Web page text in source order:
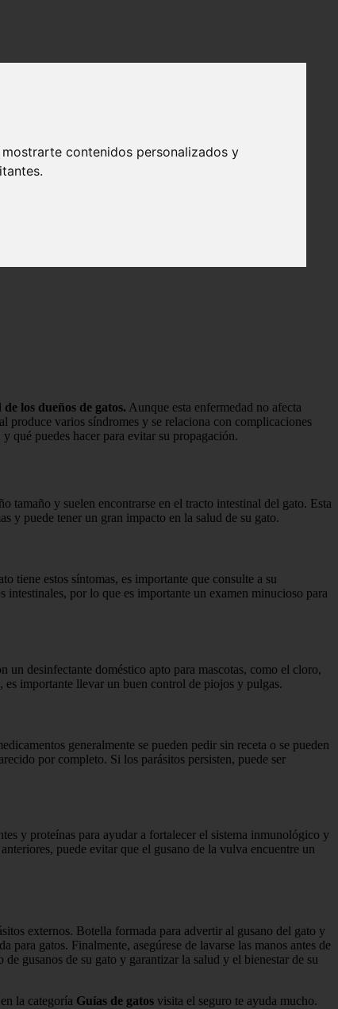
contenidos personalizados y
los dueños de gatos. Aunque esta enfermedad no afecta
produce varios síndromes y se relaciona con complicaciones
qué puedes hacer para evitar su propagación.
tamaño y suelen encontrarse en el tracto intestinal del gato. Esta
y puede tener un gran impacto en la salud de su gato.
tiene estos síntomas, es importante que consulte a su
por lo que es importante un examen minucioso para
un desinfectante doméstico apto para mascotas, como el cloro,
es importante llevar un buen control de piojos y pulgas.
generalmente se pueden pedir sin receta o se pueden
por completo. Si los parásitos persisten, puede ser
y proteínas para ayudar a fortalecer el sistema inmunológico y
puede evitar que el gusano de la vulva encuentre un
externos. Botella formada para advertir al gusano del gato y
gatos. Finalmente, asegúrese de lavarse las manos antes de
gusanos de su gato y garantizar la salud y el bienestar de su
en la categoría Guías de gatos visita el seguro te ayuda mucho.